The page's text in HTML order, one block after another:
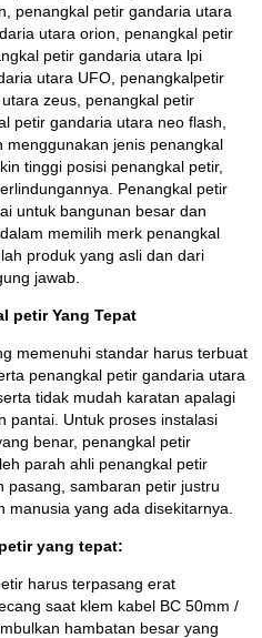
penangkal petir gandaria utara
utara orion, penangkal petir
petir gandaria utara lpi
utara UFO, penangkalpetir
zeus, penangkal petir
petir gandaria utara neo flash,
menggunakan jenis penangkal
tinggi posisi penangkal petir,
Penangkal petir
untuk bangunan besar dan
memilih merk penangkal
produk yang asli dan dari
jawab.
petir Yang Tepat
memenuhi standar harus terbuat
penangkal petir gandaria utara
tidak mudah karatan apalagi
pantai. Untuk proses instalasi
benar, penangkal petir
parah ahli penangkal petir
pasang, sambaran petir justru
yang ada disekitarnya.
yang tepat:
harus terpasang erat
saat klem kabel BC 50mm /
hambatan besar yang